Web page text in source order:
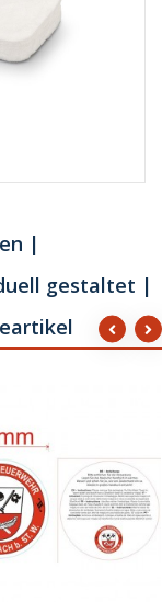
|
gestaltet |